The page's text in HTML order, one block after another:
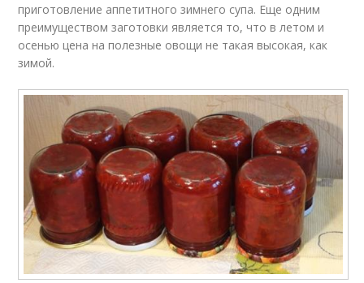
приготовление аппетитного зимнего супа. Еще одним
преимуществом заготовки является то, что в летом и
осенью цена на полезные овощи не такая высокая, как
зимой.